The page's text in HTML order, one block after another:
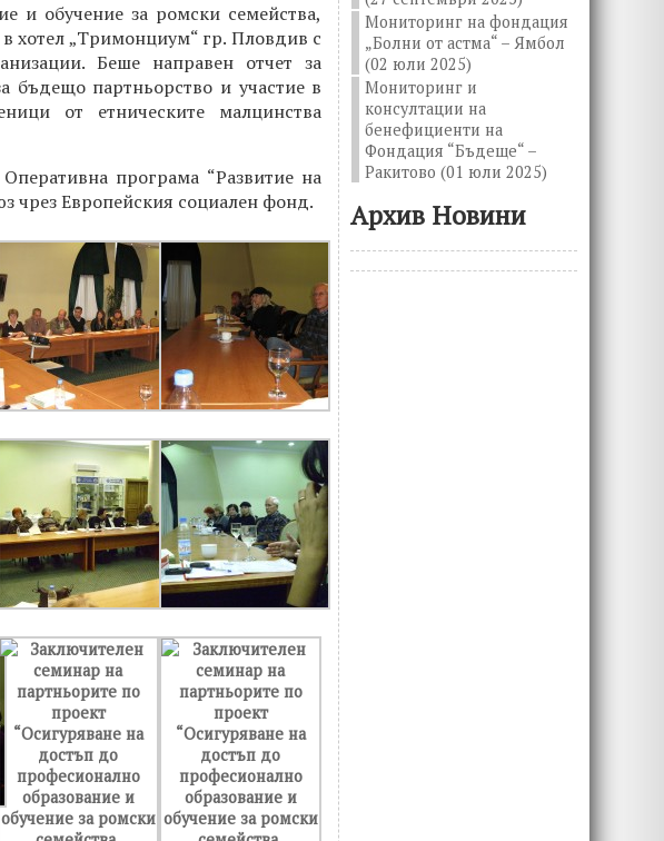
и обучение за ромски семейства,
хотел „Тримонциум“ гр. Пловдив с
Беше направен отчет за
бъдещо партньорство и участие в
от етническите малцинства
програма “Развитие на
чрез Европейския социален фонд.
Мониторинг на фондация
„Болни от астма“ – Ямбол
(02 юли 2025)
Мониторинг и
консултации на
бенефициенти на
Фондация “Бъдеще“ –
Ракитово (01 юли 2025)
Архив Новини